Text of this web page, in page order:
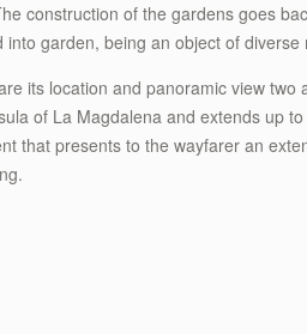
construction of the gardens goes
into garden, being an object of
its location and panoramic view
of La Magdalena and extends up
that presents to the wayfarer an